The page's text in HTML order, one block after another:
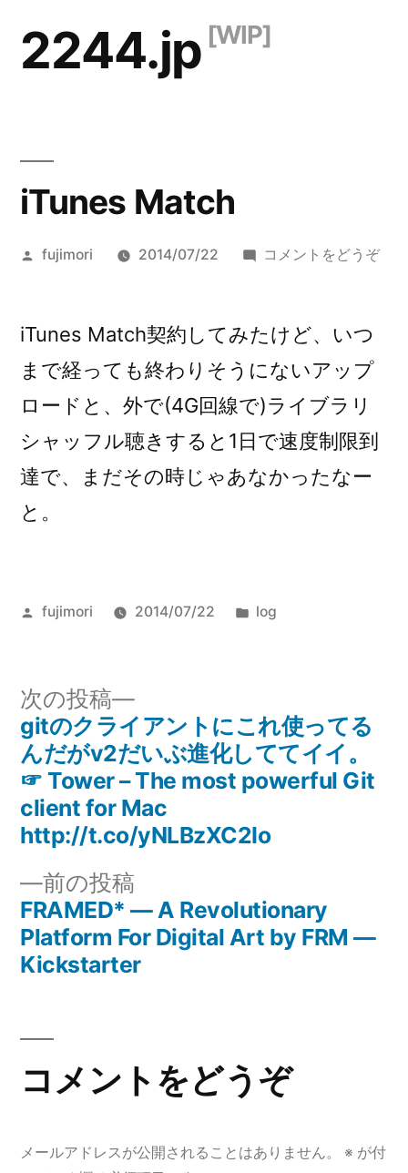
2244.jp
iTunes Match
投
fujimori 2014/07/22 コメントをどうぞ
iTunes Match契約してみたけど、いつ
まで経っても終わりそうにないアップ
ロードと、外で(4G回線で)ライブラリ
シャッフル聴きすると1日で速度制限到
達で、まだその時じゃあなかったなー
と。
投
fujimori 2014/07/22
カ
ー:
log
投
稿
ナ
ゲ
ー
シ
ン
前の投稿
の
投
稿:
FRAMED* — A Revolutionary
Platform For Digital Art by FRM —
Kickstarter
次の投稿
次
の
投
稿:
gitのクライアントにこれ使ってる
んだがv2だいぶ進化しててイイ。
☞ Tower – The most powerful Git
client for Mac
http://t.co/yNLBzXC2Io
コメントをどうぞ
メールアドレスが公開されることはありません。 ※ が付